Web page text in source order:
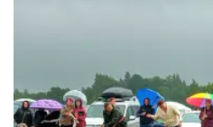
gyvenime: ruduo
išmintį, suvokimą,
tai, kiek turime, o